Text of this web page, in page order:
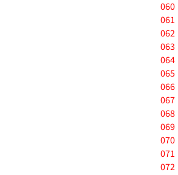
060
061
062
063
064
065
066
067
068
069
070
071
072